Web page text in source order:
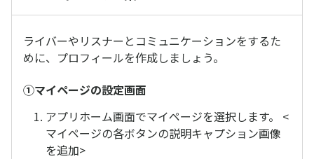
ライバーやリスナーとコミュニケーションをするた
めに、プロフィールを作成しましょう。
①マイページの設定画面
アプリホーム画面でマイページを選択します。 <
マイページの各ボタンの説明キャプション画像
を追加>